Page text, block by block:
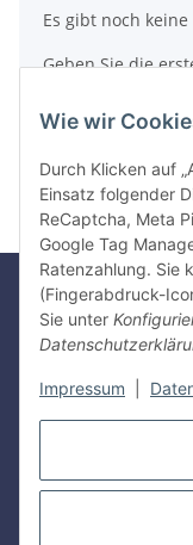
Wie wir
Durch Klicken auf
Einsatz folgender
ReCaptcha, Meta
Google Tag
Ratenzahlung. Sie
(Fingerabdruck-
Sie unter
Impressum
Es gibt noch
Geben Sie die
und helfen Sie
Gesetzliche
Informationen